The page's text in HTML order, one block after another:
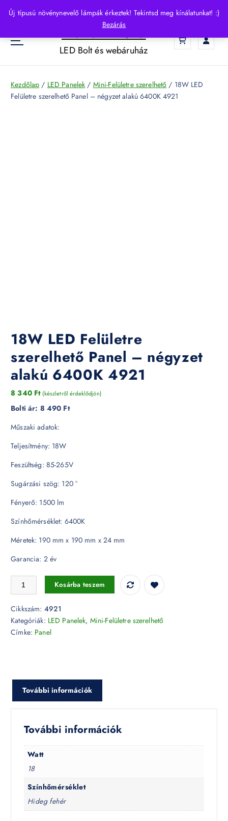
Új típusú növénynevelő lámpák érkeztek! Tekintsd meg kínálatunkat! :)
Bezárás
p
o
HelloLED.hu
LED Bolt és webáruház
Kezdőlap / LED Panelek / Mini-Felületre szerelhető / 18W LED
Felületre szerelhető Panel – négyzet alakú 6400K 4921
18W LED Felületre
szerelhető Panel – négyzet
alakú 6400K 4921
8 340 Ft (készletről érdeklődjön)
Bolti ár: 8 490 Ft
Műszaki adatok:
Teljesítmény: 18W
Feszültség: 85-265V
Sugárzási szög: 120 °
Fényerő: 1500 lm
Színhőmérséklet: 6400K
Méretek: 190 mm x 190 mm x 24 mm
Garancia: 2 év
18W LED Felületre szerelhető Panel - négyzet alakú 6400K 4921
Kosárba teszem
Cikkszám: 4921
Kategóriák: LED Panelek, Mini-Felületre szerelhető
Címke: Panel
További információk
További információk
Watt
18
Színhőmérséklet
Hideg fehér